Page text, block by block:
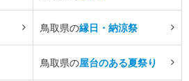
鳥取県の縁日・納涼祭
鳥取県の屋台のある夏祭り